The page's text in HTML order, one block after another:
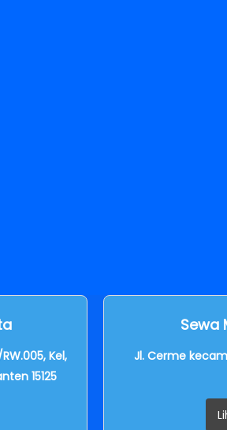
Kel,
15125
Sewa
Jl. Cerme